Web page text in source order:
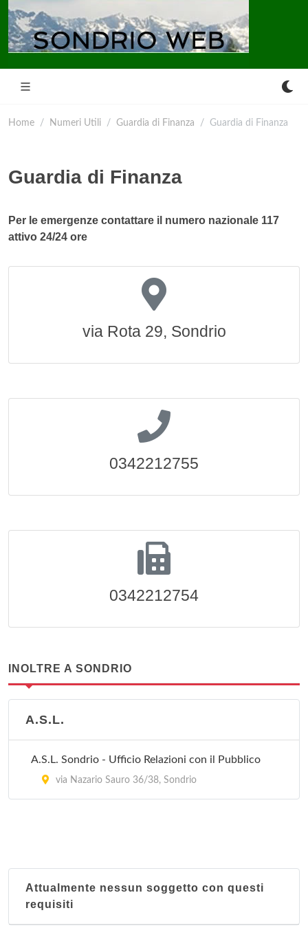
Home Numeri Utili Guardia di Finanza Guardia di Finanza
Guardia di Finanza
Per le emergenze contattare il numero nazionale 117
attivo 24/24 ore
via Rota 29, Sondrio
0342212755
0342212754
INOLTRE A SONDRIO
A.S.L.
A.S.L. Sondrio - Ufficio Relazioni con il Pubblico
via Nazario Sauro 36/38, Sondrio
Attualmente nessun soggetto con questi
requisiti